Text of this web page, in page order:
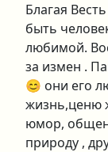
Благая
быть
любимой.
за измен .
😊 они его
жизнь,ценю
юмор,
природу ,